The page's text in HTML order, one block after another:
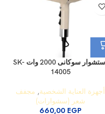
استشوار سوكانى 2000 وات SK-
14005
أجهزة العناية الشخصية, مجفف
شعر (سشوارات)
660,00 EGP